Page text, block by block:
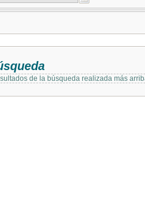
de la búsqueda realizada más